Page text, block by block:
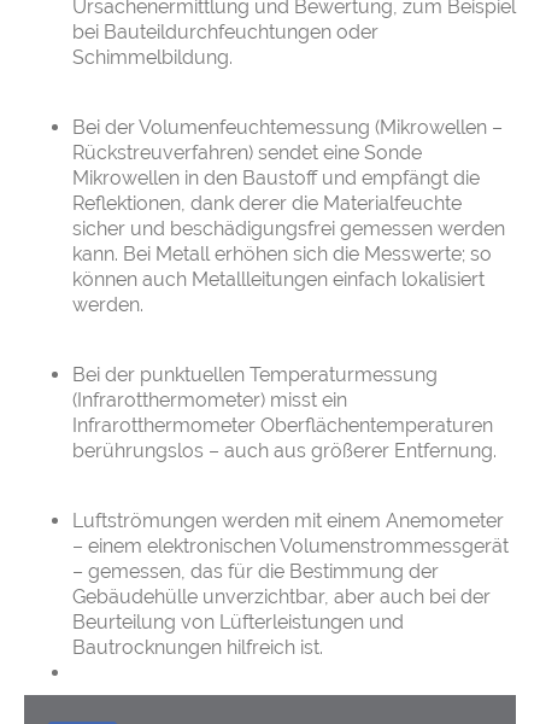
Ursachenermittlung und Bewertung, zum Beispiel
bei Bauteildurchfeuchtungen oder
Schimmelbildung.
Bei der Volumenfeuchtemessung (Mikrowellen –
Rückstreuverfahren) sendet eine Sonde
Mikrowellen in den Baustoff und empfängt die
Reflektionen, dank derer die Materialfeuchte
sicher und beschädigungsfrei gemessen werden
kann. Bei Metall erhöhen sich die Messwerte; so
können auch Metallleitungen einfach lokalisiert
werden.
Bei der punktuellen Temperaturmessung
(Infrarotthermometer) misst ein
Infrarotthermometer Oberflächentemperaturen
berührungslos – auch aus größerer Entfernung.
Luftströmungen werden mit einem Anemometer
– einem elektronischen Volumenstrommessgerät
– gemessen, das für die Bestimmung der
Gebäudehülle unverzichtbar, aber auch bei der
Beurteilung von Lüfterleistungen und
Bautrocknungen hilfreich ist.